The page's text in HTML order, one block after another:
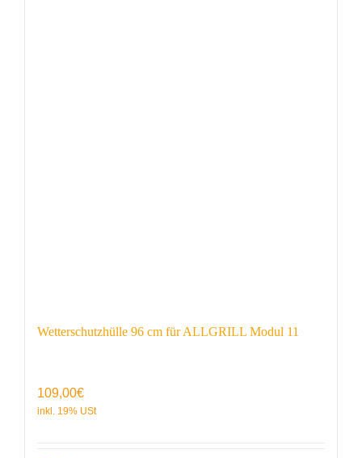
Wetterschutzhülle 96 cm für ALLGRILL Modul 11
109,00€